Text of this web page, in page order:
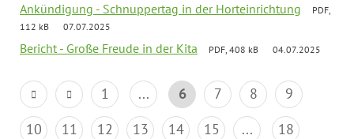
Ankündigung - Schnuppertag in der Horteinrichtung
PDF,
112 kB
07.07.2025
Bericht - Große Freude in der Kita PDF, 408 kB 04.07.2025
1 ... 6 7 8
9
10
11 12 13 14 15 ... 18